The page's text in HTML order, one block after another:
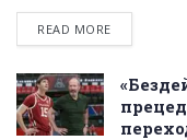
READ MORE